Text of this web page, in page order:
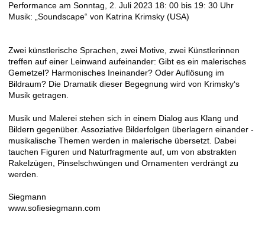
Performance am Sonntag, 2. Juli 2023 18: 00 bis 19: 30 Uhr
Musik: „Soundscape“ von Katrina Krimsky (USA)
Zwei künstlerische Sprachen, zwei Motive, zwei Künstlerinnen
treffen auf einer Leinwand aufeinander: Gibt es ein malerisches
Gemetzel? Harmonisches Ineinander? Oder Auflösung im
Bildraum? Die Dramatik dieser Begegnung wird von Krimsky‘s
Musik getragen.
Musik und Malerei stehen sich in einem Dialog aus Klang und
Bildern gegenüber. Assoziative Bilderfolgen überlagern einander -
musikalische Themen werden in malerische übersetzt. Dabei
tauchen Figuren und Naturfragmente auf, um von abstrakten
Rakelzügen, Pinselschwüngen und Ornamenten verdrängt zu
werden.
Siegmann
www.sofiesiegmann.com